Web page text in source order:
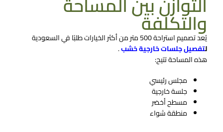
والتكلفة
يُعد تصميم استراحة 500 متر من أكثر الخيارات طلبًا في السعودية
لتفصيل جلسات خارجية خشب.
هذه المساحة تتيح:
مجلس رئيسي
جلسة خارجية
مسطح أخضر
منطقة شواء